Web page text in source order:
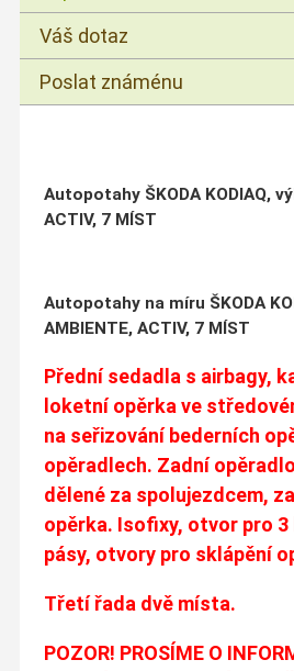
Váš dotaz
Poslat známénu
Autopotahy ŠKODA KODIAQ,
ACTIV, 7 MÍST
Autopotahy na míru ŠKODA
AMBIENTE, ACTIV, 7 MÍST
Přední sedadla s airbagy,
loketní opěrka ve
na seřizování bederních
opěradlech. Zadní
dělené za spolujezdcem,
opěrka. Isofixy, otvor pro 3
pásy, otvory pro sklápění
Třetí řada dvě místa.
POZOR! PROSÍME O